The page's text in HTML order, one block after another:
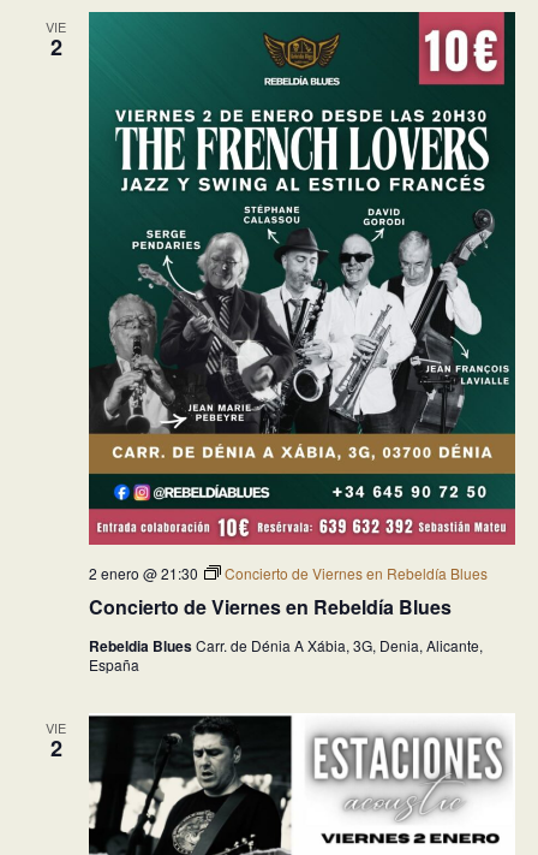
VIE
2
Concierto de Viernes en Rebeldía Blues
2 enero @ 21:30 Concierto de Viernes en Rebeldía Blues
Rebeldia BluesCarr. de Dénia A Xábia, 3G, Denia, Alicante,
España
VIE
2